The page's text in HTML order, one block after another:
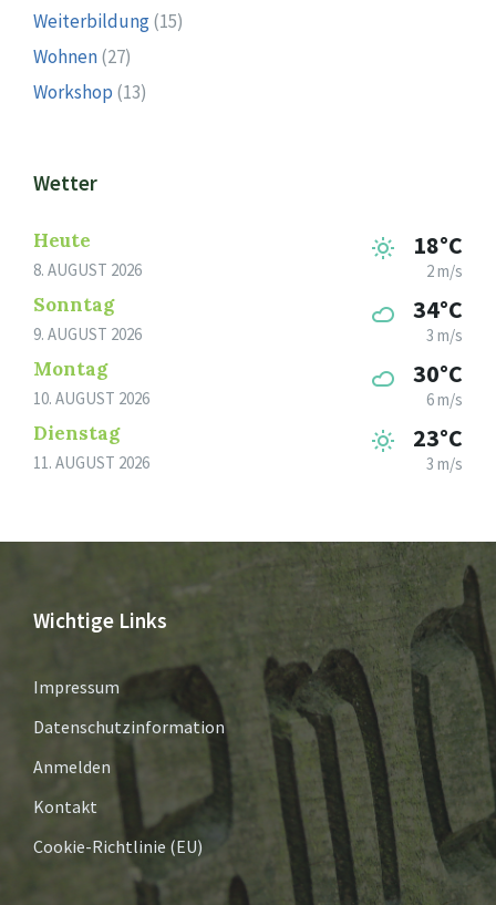
Weiterbildung(15)
Wohnen(27)
Workshop (13)
Wetter
Heute
8. AUGUST 2026
18°C
2 m/s
Sonntag
9. AUGUST 2026
34°C
3 m/s
Montag
10. AUGUST 2026
30°C
6 m/s
Dienstag
11. AUGUST 2026
23°C
3 m/s
Wichtige Links
Impressum
Datenschutzinformation
Anmelden
Kontakt
Cookie-Richtlinie (EU)